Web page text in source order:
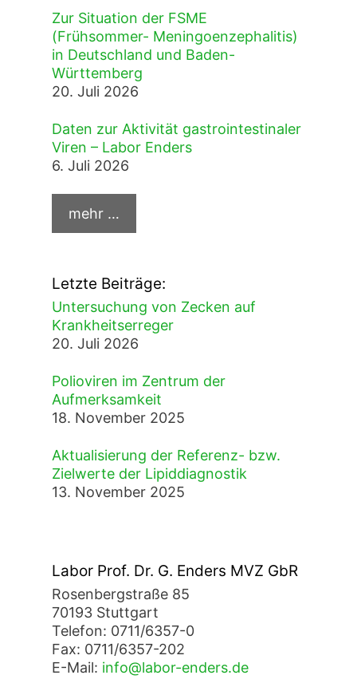
Zur Situation der FSME
(Frühsommer- Meningoenzephalitis)
in Deutschland und Baden-
Württemberg
20. Juli 2026
Daten zur Aktivität gastrointestinaler
Viren – Labor Enders
6. Juli 2026
Letzte Beiträge:
Untersuchung von Zecken auf
Krankheitserreger
20. Juli 2026
Polioviren im Zentrum der
Aufmerksamkeit
18. November 2025
Aktualisierung der Referenz- bzw.
Zielwerte der Lipiddiagnostik
13. November 2025
Labor Prof. Dr. G. Enders MVZ GbR
Rosenbergstraße 85
70193 Stuttgart
Telefon: 0711/6357-0
Fax: 0711/6357-202
E-Mail: info@labor-enders.de